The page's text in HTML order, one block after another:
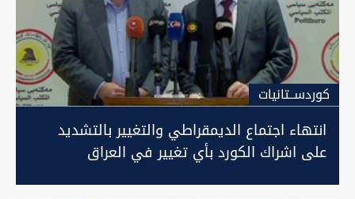
كوردســتانيات
انتهاء اجتماع الديمقراطي والتغيير بالتشديد
على اشراك الكورد بأي تغيير في العراق